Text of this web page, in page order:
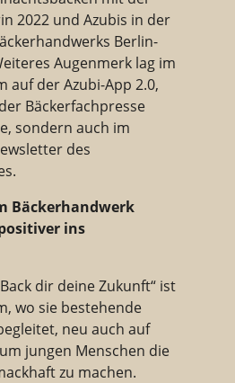
2022 und Azubis in der
Berlin-
Augenmerk lag im
auf der Azubi-App 2.0,
Bäckerfachpresse
sondern auch im
des
Bäckerhandwerk
ins
dir deine Zukunft“ ist
wo sie bestehende
neu auch auf
jungen Menschen die
zu machen.